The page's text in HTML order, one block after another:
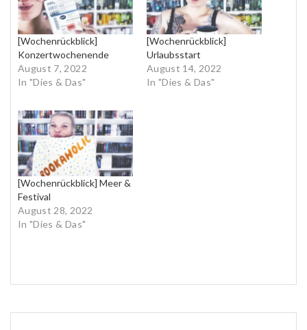
[Wochenrückblick]
Konzertwochenende
August 7, 2022
In "Dies & Das"
[Wochenrückblick]
Urlaubsstart
August 14, 2022
In "Dies & Das"
[Wochenrückblick] Meer &
Festival
August 28, 2022
In "Dies & Das"